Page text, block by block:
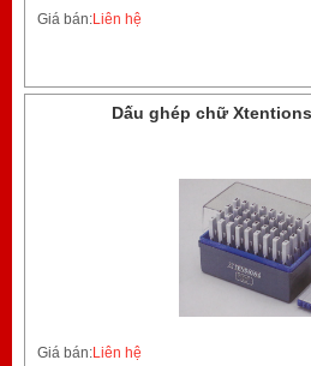
Giá bán:Liên hệ
Dấu ghép chữ
Giá bán:Liên hệ